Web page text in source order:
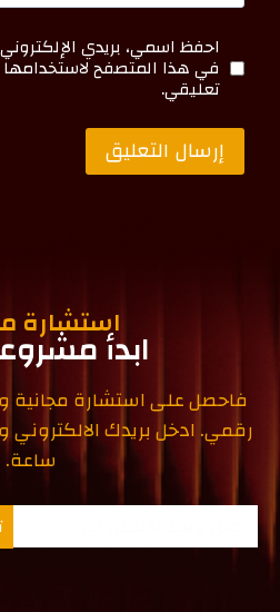
احفظ اسمي، بريدي
في هذا المتصفح
تعليقي.
استشارة
ابدأ
فاحصل على استشارة مجانية
ساعة.